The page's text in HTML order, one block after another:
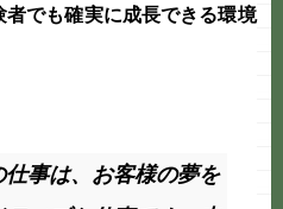
でも確実に成長できる環境
仕事は、お客様の夢を